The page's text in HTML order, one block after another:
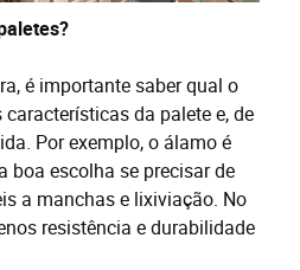
é importante saber qual o
da palete e, de
Por exemplo, o álamo é
boa escolha se precisar de
a manchas e lixiviação. No
resistência e durabilidade